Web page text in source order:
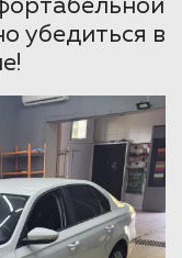
убедиться в